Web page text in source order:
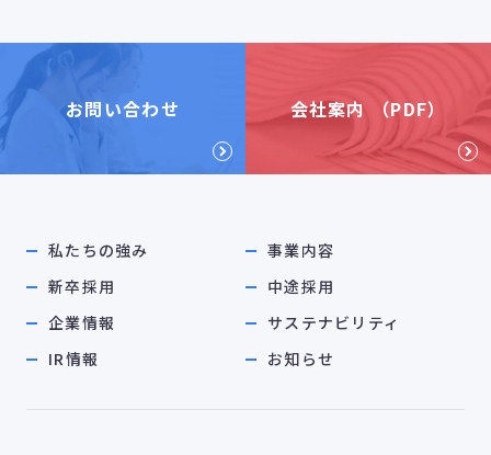
お問い合わせ 会社案内 （PDF）
私たちの強み
事業内容
新卒採用
中途採用
企業情報
サステナビリティ
IR情報
お知らせ